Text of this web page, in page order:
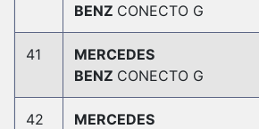
BENZ CONECTO G
41
MERCEDES
BENZ CONECTO G
42
MERCEDES